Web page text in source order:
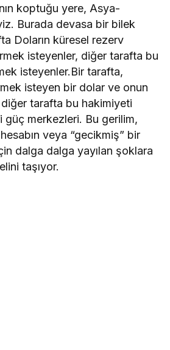
koptuğu yere, Asya-
Burada devasa bir bilek
Doların küresel rezerv
isteyenler, diğer tarafta bu
isteyenler.Bir tarafta,
isteyen bir dolar ve onun
tarafta bu hakimiyeti
güç merkezleri. Bu gerilim,
veya “gecikmiş” bir
dalga dalga yayılan şoklara
taşıyor.